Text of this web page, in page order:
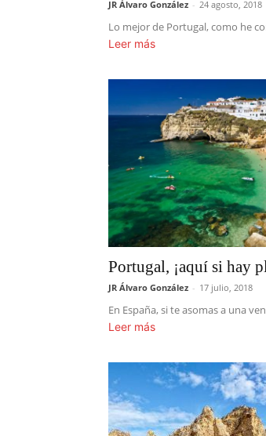
JR Álvaro González - 24 agosto, 2018
Lo mejor de Portugal, como he
Leer más
Portugal, ¡aquí si hay
JR Álvaro González - 17 julio, 2018
En España, si te asomas a una
Leer más